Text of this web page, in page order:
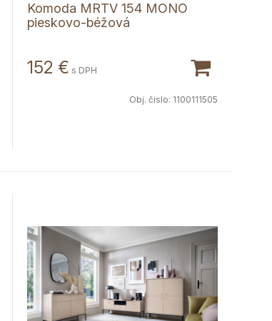
Komoda MRTV 154 MONO
pieskovo-béžová
152 € s DPH
Obj. čislo: 1100111505